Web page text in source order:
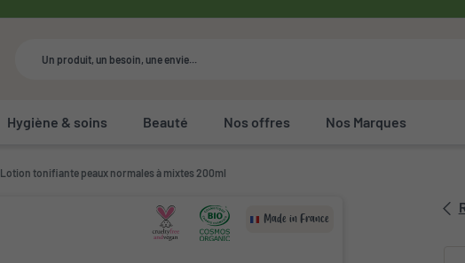
Hygiène & soins Beauté Nos offres Nos Marques
Lotion tonifiante peaux normales à mixtes 200ml
Made in France